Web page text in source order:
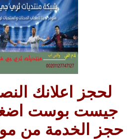
لحجز اعلانك
جيست بوست
حجز الخدمة من